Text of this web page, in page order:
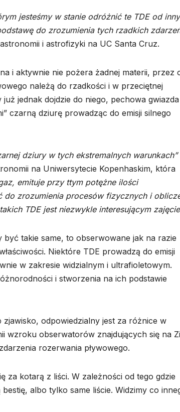
jesteśmy w stanie odróżnić te TDE od
do zrozumienia tych rzadkich
i astrofizyki na UC Santa Cruz.
i aktywnie nie pożera żadnej materii, przez
należą do rzadkości i w przeciętnej
jednak dojdzie do niego, pechowa gwiazda
czarną dziurę prowadząc do emisji silnego
dziury w tych ekstremalnych warunkach”
na Uniwersytecie Kopenhaskim, która
emituje przy ttym potężne ilości
zrozumienia procesów fizycznych i
TDE jest niezwykle interesującym
takie same, to obserwowane jak na razie
Niektóre TDE prowadzą do emisji
w zakresie widzialnym i ultrafioletowym.
i stworzenia na ich podstawie
odpowiedzialny jest za różnice w
wzroku obserwatorów znajdujących się na
rozerwania pływowego.
za kotarą z liści. W zależności od tego gdzie
albo tylko same liście. Widzimy co